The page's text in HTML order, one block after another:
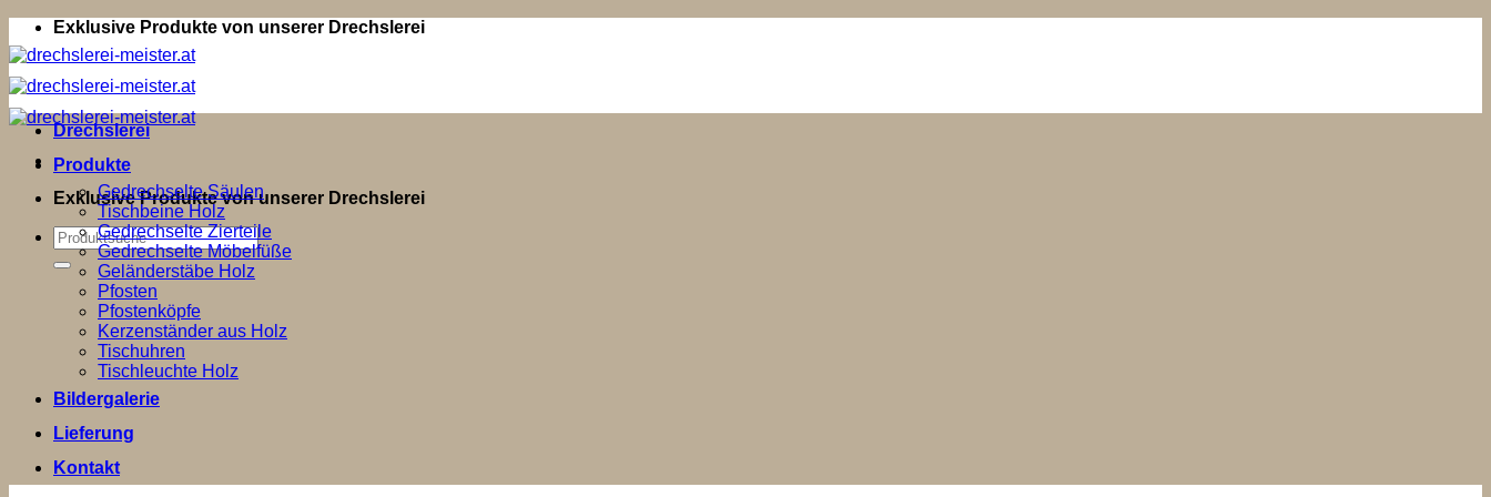
Zum
Inhalt
springen
Exklusive Produkte von unserer Drechslerei
Exklusive Produkte von unserer Drechslerei
Suchen
nach:
Drechslerei
Produkte
Gedrechselte Säulen
Tischbeine Holz
Gedrechselte Zierteile
Gedrechselte Möbelfüße
Geländerstäbe Holz
Pfosten
Pfostenköpfe
Kerzenständer aus Holz
Tischuhren
Tischleuchte Holz
Bildergalerie
Lieferung
Kontakt